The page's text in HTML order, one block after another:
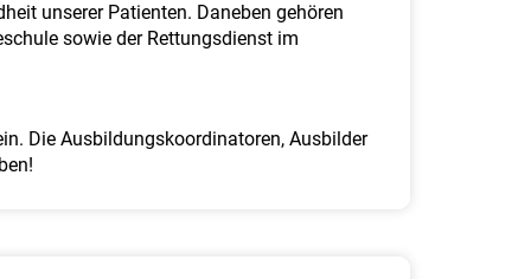
unserer Patienten. Daneben gehören
sowie der Rettungsdienst im
Die Ausbildungskoordinatoren, Ausbilder